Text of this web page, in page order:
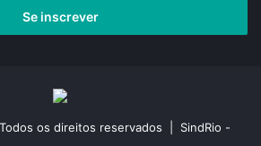
os direitos reservados | SindRio -